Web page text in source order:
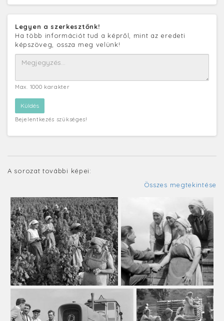
Legyen a szerkesztőnk!
Ha több információt tud a képről, mint az eredeti
képszöveg, ossza meg velünk!
Max. 1000 karakter
Bejelentkezés szükséges!
A sorozat további képei:
Összes megtekintése